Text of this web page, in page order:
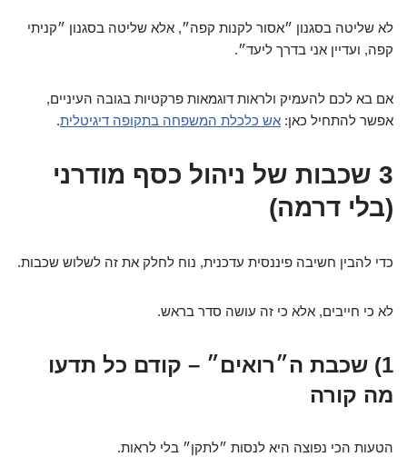
לא שליטה בסגנון ״אסור לקנות קפה״, אלא שליטה בסגנון ״קניתי
קפה, ועדיין אני בדרך ליעד״.
אם בא לכם להעמיק ולראות דוגמאות פרקטיות בגובה העיניים,
אפשר להתחיל כאן: אש כלכלת המשפחה בתקופה דיגיטלית.
3 שכבות של ניהול כסף מודרני
(בלי דרמה)
כדי להבין חשיבה פיננסית עדכנית, נוח לחלק את זה לשלוש שכבות.
לא כי חייבים, אלא כי זה עושה סדר בראש.
1) שכבת ה״רואים״ – קודם כל תדעו
מה קורה
הטעות הכי נפוצה היא לנסות ״לתקן״ בלי לראות.